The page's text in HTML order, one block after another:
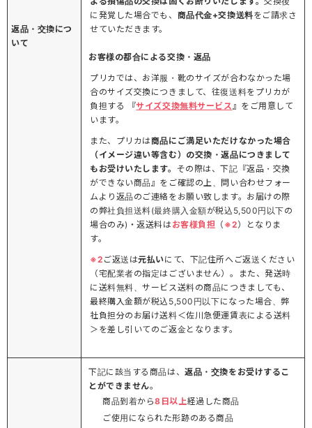
返品・交換につ
いて
に発覚した場合でも、 商品代金+交換送料をご請求さ
せていただきます。
お客様の都合による交換・返品
プリカでは、お洋服・靴のサイズが合わなかった場
合のサイズ交換につきまして、往復送料をプリカが
負担する 『サイズ交換無料サービス』をご用意して
います。
また、プリカは商品にご満足いただけなかった場合
（イメージ違い等含む）の交換・返品につきまして
もお受けいたします。 その際は、下記『返品・交換
ができない商品』をご確認の上、問い合わせフォー
ムより返品のご連絡をお願い致します。お届けの際
の弊社負担送料(最終購入金額が税込5,500円以下の
場合のみ)・返送料はお客様負担 （ ※2）となりま
す。
※2 ご返送は元払いにて、下記住所へご返送ください
（宅配業者の指定はございません）。また、発送時
に送料無料、サービス送料の商品につきましても、
最終購入金額が税込5,500円以下になった場合、弊
社負担分のお届け送料＜佐川急便運賃表による送料
＞を差し引いてのご返金となります。
下記に該当する商品は、返品・交換をお受けするこ
とができません。
商品到着から8日以上経過した商品
ご使用になられた形跡のある商品